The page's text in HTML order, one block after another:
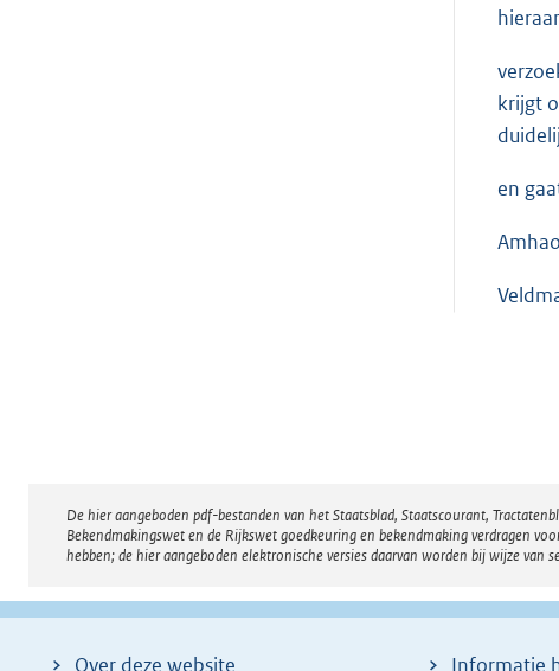
krijgt
en
Disclaimer
De hier aangeboden pdf-bestanden van het Staatsblad, Staatscourant,
Bekendmakingswet en de Rijkswet goedkeuring en bekendmaking verdragen
hebben; de hier aangeboden elektronische versies daarvan worden bij wijze van
Over deze website Informatie